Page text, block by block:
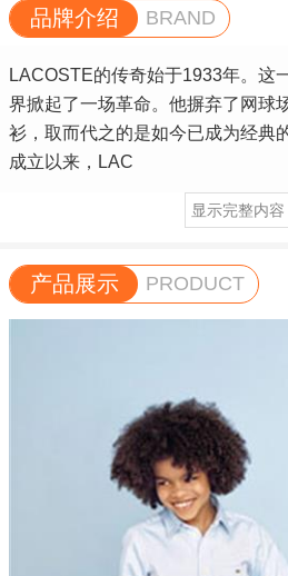
品牌介绍 BRAND
LACOSTE的传奇始于1933年。这
界掀起了一场革命。他摒弃了网球
衫，取而代之的是如今已成为经典
成立以来，LAC
显示完整内容
产品展示 PRODUCT